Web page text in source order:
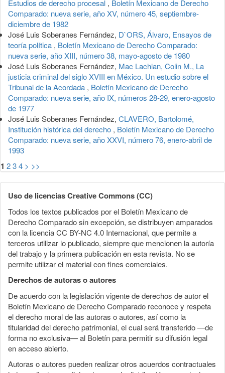
Estudios de derecho procesal , Boletín Mexicano de Derecho
Comparado: nueva serie, año XV, número 45, septiembre-
diciembre de 1982
José Luis Soberanes Fernández, D`ORS, Álvaro, Ensayos de
teoría política , Boletín Mexicano de Derecho Comparado:
nueva serie, año XIII, número 38, mayo-agosto de 1980
José Luis Soberanes Fernández, Mac Lachlan, Colin M., La
justicia criminal del siglo XVIII en México. Un estudio sobre el
Tribunal de la Acordada , Boletín Mexicano de Derecho
Comparado: nueva serie, año IX, números 28-29, enero-agosto
de 1977
José Luis Soberanes Fernández, CLAVERO, Bartolomé,
Institución histórica del derecho , Boletín Mexicano de Derecho
Comparado: nueva serie, año XXVI, número 76, enero-abril de
1993
1 234 > >>
Uso de licencias Creative Commons (CC)
Todos los textos publicados por el Boletín Mexicano de
Derecho Comparado sin excepción, se distribuyen amparados
con la licencia CC BY-NC 4.0 Internacional, que permite a
terceros utilizar lo publicado, siempre que mencionen la autoría
del trabajo y la primera publicación en esta revista. No se
permite utilizar el material con fines comerciales.
Derechos de autoras o autores
De acuerdo con la legislación vigente de derechos de autor el
Boletín Mexicano de Derecho Comparado reconoce y respeta
el derecho moral de las autoras o autores, así como la
titularidad del derecho patrimonial, el cual será transferido —de
forma no exclusiva— al Boletín para permitir su difusión legal
en acceso abierto.
Autoras o autores pueden realizar otros acuerdos contractuales